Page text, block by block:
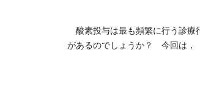
酸素投与は最も頻繁に行う診療
があるのでしょうか？ 今回は，